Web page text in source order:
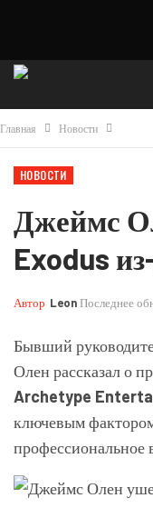
Главная Новости
НОВОСТИ
Джеймс
Exodus
Автор LeonПоследнее
Бывший
Олен рассказал о
Archetype
ключевым
профессиональное